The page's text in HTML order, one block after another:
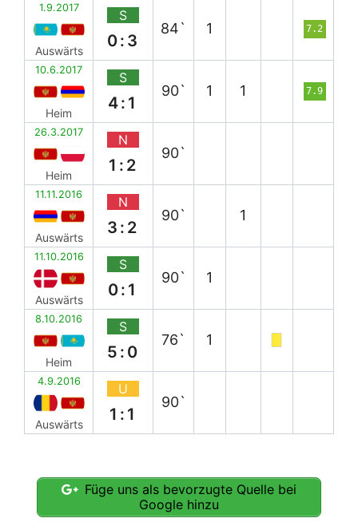
1.9.2017
Auswärts
S
0:3
84` 1 7.2
10.6.2017
Heim
S
4:1
90` 1 1 7.9
26.3.2017
Heim
N
1:2
90`
11.11.2016
Auswärts
N
3:2
90` 1
11.10.2016
Auswärts
S
0:1
90` 1
8.10.2016
Heim
S
5:0
76` 1
4.9.2016
Auswärts
U
1:1
90`
Füge uns als bevorzugte Quelle bei
Google hinzu